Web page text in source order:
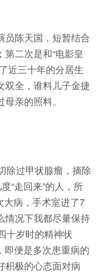
员陈天国，短暂结合
二次是和“电影皇
近三十年的分居生
双全，谁料儿子金捷
亲的照料。
除过甲状腺瘤，摘除
“走回来”的人，所
大病，手术室进了7
情况下我都尽量保持
十岁时的精神状
即便是多次患重病的
积极的心态面对病